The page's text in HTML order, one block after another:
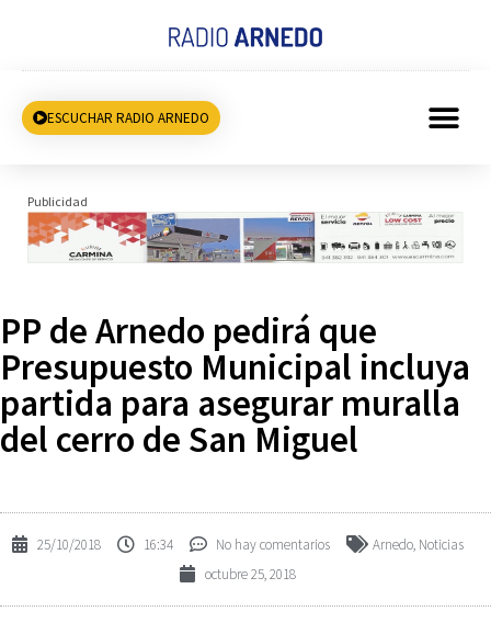
ESCUCHAR RADIO ARNEDO
Publicidad
PP de Arnedo pedirá que
Presupuesto Municipal incluya
partida para asegurar muralla
del cerro de San Miguel
25/10/2018 16:34 No hay comentarios Arnedo, Noticias
octubre 25, 2018